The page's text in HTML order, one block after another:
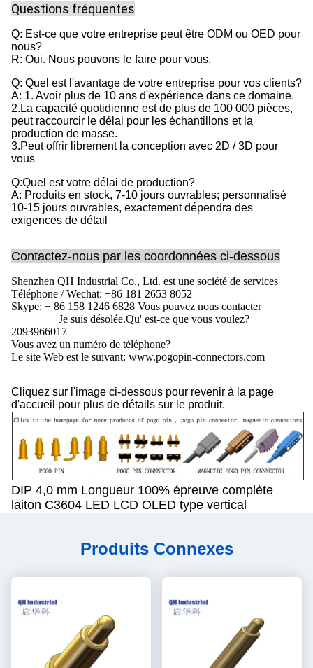
Questions fréquentes
Q: Est-ce que votre entreprise peut être ODM ou OED pour
nous?
R: Oui. Nous pouvons le faire pour vous.
Q: Quel est l'avantage de votre entreprise pour vos clients?
A: 1. Avoir plus de 10 ans d'expérience dans ce domaine.
2.La capacité quotidienne est de plus de 100 000 pièces,
peut raccourcir le délai pour les échantillons et la
production de masse.
3.Peut offrir librement la conception avec 2D / 3D pour
vous
Q:Quel est votre délai de production?
A: Produits en stock, 7-10 jours ouvrables; personnalisé
10-15 jours ouvrables, exactement dépendra des
exigences de détail
Contactez-nous par les coordonnées ci-dessous
Shenzhen QH Industrial Co., Ltd. est une société de services
Téléphone / Wechat: +86 181 2653 8052
Skype: + 86 158 1246 6828 Vous pouvez nous contacter
Je suis désolée.Qu' est-ce que vous voulez?
2093966017
Vous avez un numéro de téléphone?
Le site Web est le suivant: www.pogopin-connectors.com
Cliquez sur l'image ci-dessous pour revenir à la page
d'accueil pour plus de détails sur le produit.
DIP 4,0 mm Longueur 100% épreuve complète
laiton C3604 LED LCD OLED type vertical
Produits Connexes